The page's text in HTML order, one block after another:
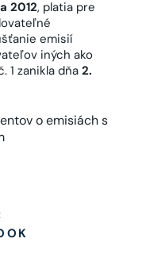
2012, platia pre
emisií
iných ako
1 zanikla dňa 2.